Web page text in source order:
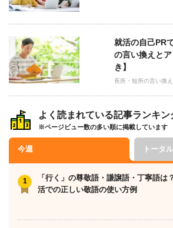
就活の自己PR
の言い換えと
き】
長所・短所の言い換
よく読まれている記事ランキン
※ページビュー数の多い順に掲載しています
今週 トータル
「行く」の尊敬語・謙譲語・丁寧語は
活での正しい敬語の使い方例